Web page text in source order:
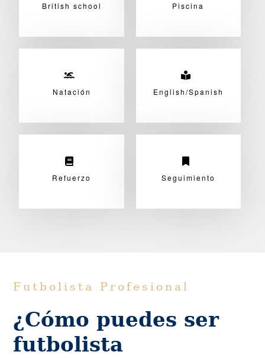
British school Piscina
Natación English/Spanish
Refuerzo Seguimiento
Futbolista Profesional
¿Cómo puedes ser
futbolista